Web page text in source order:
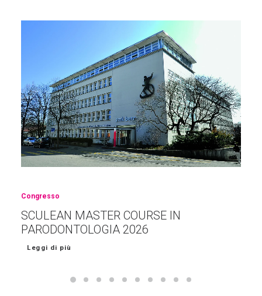
Congresso
SCULEAN MASTER COURSE IN
PARODONTOLOGIA 2026
Leggi di più